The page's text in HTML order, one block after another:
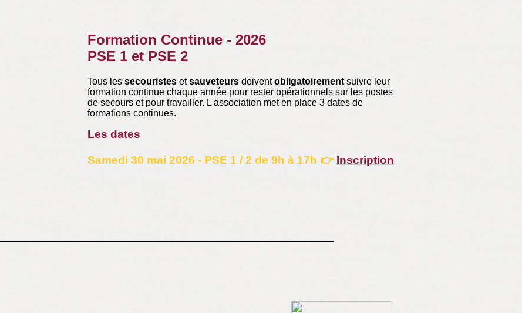
Formation Continue - 2026
PSE 1 et PSE 2
Tous les secouristes etsauveteurs doiventobligatoirement suivre leur
formation continue chaque année pour rester opérationnels sur les postes
de secours et pour travailler. L'association met en place 3 dates de
formations continues.
Les dates
Samedi 30 mai 2026 - PSE 1 / 2 de 9h à 17h 👉 Inscription